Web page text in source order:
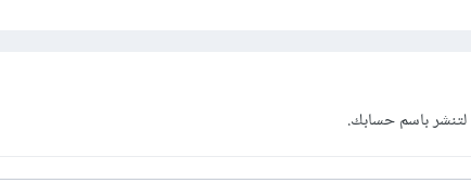
لتنشر باسم حسابك.